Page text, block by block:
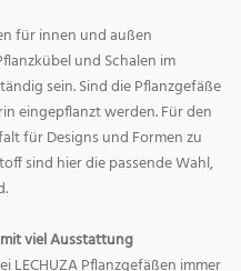
für innen und außen
und Schalen im
sein. Sind die Pflanzgefäße
eingepflanzt werden. Für den
für Designs und Formen zu
sind hier die passende Wahl,
viel Ausstattung